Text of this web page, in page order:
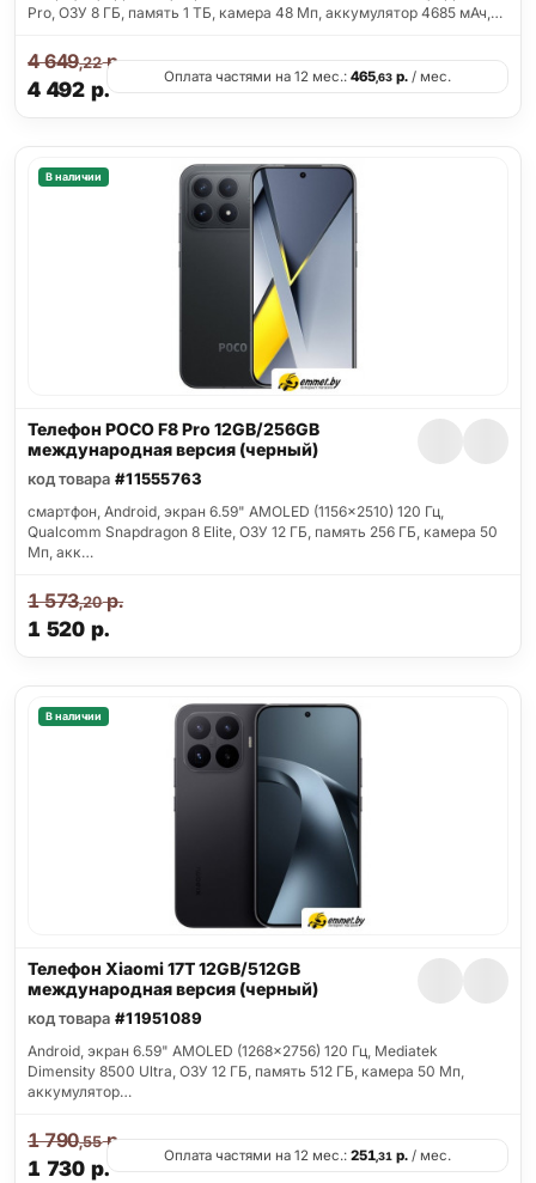
Pro, ОЗУ 8 ГБ, память 1 ТБ, камера 48 Мп, аккумулятор 4685 мАч,…
4 492 р.
4 649,22р.
Оплата частями на 12 мес.: 465,63 р. / мес.
В наличии
Телефон POCO F8 Pro 12GB/256GB
международная версия (черный)
код товара #11555763
смартфон, Android, экран 6.59" AMOLED (1156x2510) 120 Гц,
Qualcomm Snapdragon 8 Elite, ОЗУ 12 ГБ, память 256 ГБ, камера 50
Мп, акк…
1 520 р.
1 573,20р.
В наличии
Телефон Xiaomi 17T 12GB/512GB
международная версия (черный)
код товара #11951089
Android, экран 6.59" AMOLED (1268x2756) 120 Гц, Mediatek
Dimensity 8500 Ultra, ОЗУ 12 ГБ, память 512 ГБ, камера 50 Мп,
аккумулятор…
1 730 р.
1 790,55р.
Оплата частями на 12 мес.: 251,31 р. / мес.